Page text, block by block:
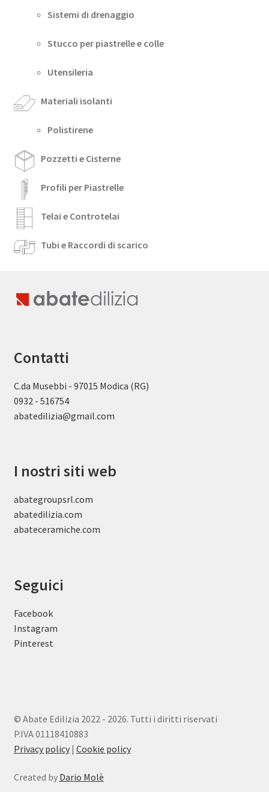
Sistemi di drenaggio
Stucco per piastrelle e colle
Utensileria
Materiali isolanti
Polistirene
Pozzetti e Cisterne
Profili per Piastrelle
Telai e Controtelai
Tubi e Raccordi di scarico
Contatti
C.da Musebbi - 97015 Modica (RG)
0932 - 516754
abatedilizia@gmail.com
I nostri siti web
abategroupsrl.com
abatedilizia.com
abateceramiche.com
Seguici
Facebook
Instagram
Pinterest
© Abate Edilizia 2022 - 2026. Tutti i diritti riservati
P.IVA 01118410883
Privacy policy| Cookie policy
Created by Dario Molè